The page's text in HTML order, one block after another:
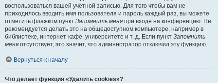
воспользоваться вашей учётной записью. Для того чтобы вам не
приходилось вводить имя пользователя и пароль каждый раз, вы можете
отметить флажком пункт Запомнить меня при входе на конференцию. Не
рекомендуется делать это на общедоступном компьютере, например в
библиотеке, интернет-кафе, университете и т. д. Если пункт Запомнить
меня отсутствует, это значит, что администратор отключил эту функцию.
Вернуться к началу
Что делает функция «Удалить cookies»?